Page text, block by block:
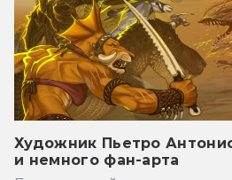
Художник Пьетро
и немного фан-арта